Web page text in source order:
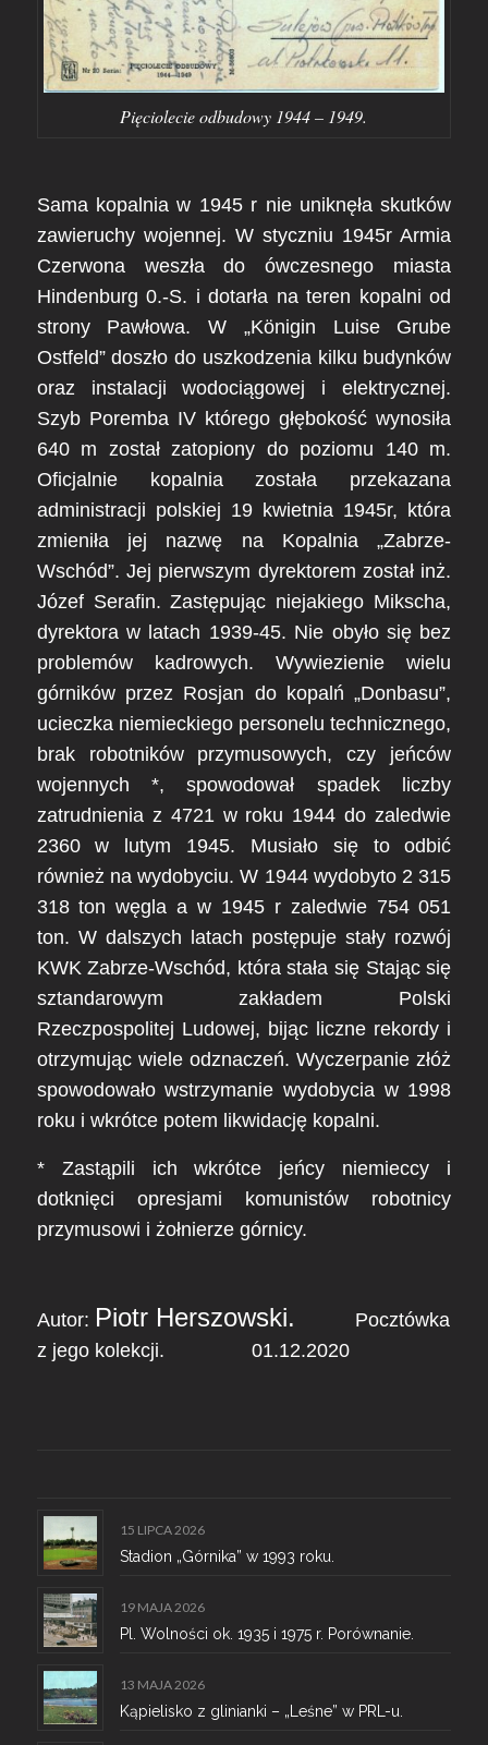
Pięciolecie odbudowy 1944 – 1949.
Sama kopalnia w 1945 r nie uniknęła skutków
zawieruchy wojennej. W styczniu 1945r Armia
Czerwona weszła do ówczesnego miasta
Hindenburg 0.-S. i dotarła na teren kopalni od
strony Pawłowa. W „Königin Luise Grube
Ostfeld” doszło do uszkodzenia kilku budynków
oraz instalacji wodociągowej ielektrycznej.
Szyb Poremba IV którego głębokość wynosiła
640 m został zatopiony do poziomu 140 m.
Oficjalnie kopalnia została przekazana
administracji polskiej 19 kwietnia 1945r, która
zmieniła jej nazwę na Kopalnia „Zabrze-
Wschód”. Jej pierwszym dyrektorem został inż.
Józef Serafin. Zastępując niejakiego Mikscha,
dyrektora w latach 1939-45. Nie obyło się bez
problemów kadrowych. Wywiezienie wielu
górników przez Rosjan do kopalń „Donbasu”,
ucieczka niemieckiego personelu technicznego,
brak robotników przymusowych, czy jeńców
wojennych *, spowodował spadek liczby
zatrudnienia z 4721 w roku 1944 do zaledwie
2360 w lutym 1945. Musiało się to odbić
również na wydobyciu. W 1944 wydobyto 2 315
318 ton węgla a w 1945 r zaledwie 754 051
ton. W dalszych latach postępuje stały rozwój
KWK Zabrze-Wschód, która stała się Stając się
sztandarowym zakładem Polski
Rzeczpospolitej Ludowej, bijąc liczne rekordy i
otrzymując wiele odznaczeń. Wyczerpanie złóż
spowodowało wstrzymanie wydobycia w 1998
roku i wkrótce potem likwidację kopalni.
* Zastąpili ich wkrótce jeńcy niemieccy i
dotknięci opresjami komunistów robotnicy
przymusowi i żołnierze górnicy.
Autor: Piotr Herszowski. Pocztówka
z jego kolekcji. 01.12.2020
15 LIPCA 2026
Stadion „Górnika” w 1993 roku.
19 MAJA 2026
Pl. Wolności ok. 1935 i 1975 r. Porównanie.
13 MAJA 2026
Kąpielisko z glinianki – „Leśne” w PRL-u.